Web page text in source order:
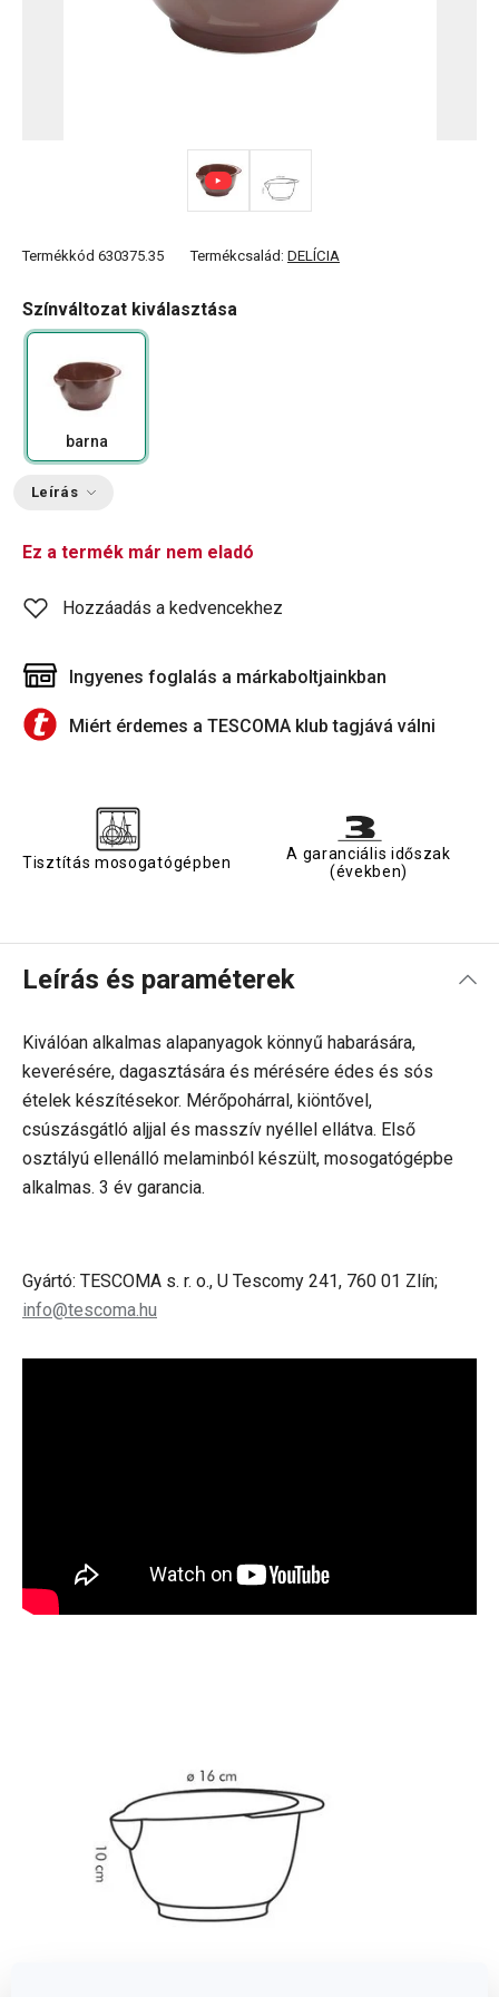
Termékkód 630375.35 Termékcsalád: DELÍCIA
Színváltozat kiválasztása
barna
Leírás
Ez a termék már nem eladó
Hozzáadás a kedvencekhez
Ingyenes foglalás a márkaboltjainkban
Miért érdemes a TESCOMA klub tagjává válni
Tisztítás mosogatógépben
A garanciális időszak
(években)
Leírás és paraméterek
Kiválóan alkalmas alapanyagok könnyű habarására,
keverésére, dagasztására és mérésére édes és sós
ételek készítésekor. Mérőpohárral, kiöntővel,
csúszásgátló aljjal és masszív nyéllel ellátva. Első
osztályú ellenálló melaminból készült, mosogatógépbe
alkalmas. 3 év garancia.
Gyártó: TESCOMA s. r. o., U Tescomy 241, 760 01 Zlín;
info@tescoma.hu